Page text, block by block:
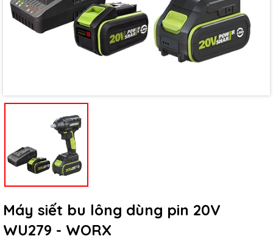
Máy siết bu lông dùng pin 20V
WU279 - WORX